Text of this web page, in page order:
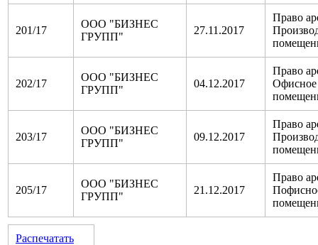
201/17
ООО "БИЗНЕС
ГРУПП"
27.11.2017
Право
202/17
ООО "БИЗНЕС
ГРУПП"
04.12.2017
Право
Офисное
203/17
ООО "БИЗНЕС
ГРУПП"
09.12.2017
Право
205/17
ООО "БИЗНЕС
ГРУПП"
21.12.2017
Право
Распечатать